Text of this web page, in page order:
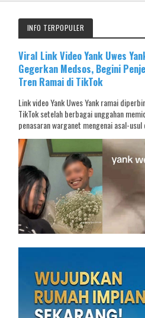
INFO TERPOPULER
Viral Link Video Yank Uwes
Gegerkan Medsos, Begini
Tren Ramai di TikTok
Link video Yank Uwes Yank ramai
TikTok setelah berbagai unggahan
penasaran warganet mengenai asal-usul